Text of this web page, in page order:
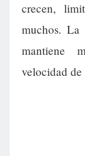
crecen,
muchos.
mantiene
velocidad